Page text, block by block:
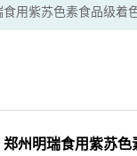
食用紫苏色素食品级着
郑州明瑞食用紫苏色